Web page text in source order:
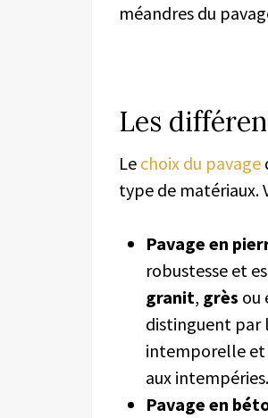
méandres du
Les
Le choix du pavage
type de matériaux.
Pavage en
robustesse et
granit, grès ou
distinguent par
intemporelle et
aux intempéries.
Pavage en